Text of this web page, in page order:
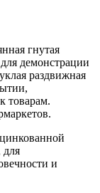
гнутая
демонстрации
раздвижная
товарам.
и